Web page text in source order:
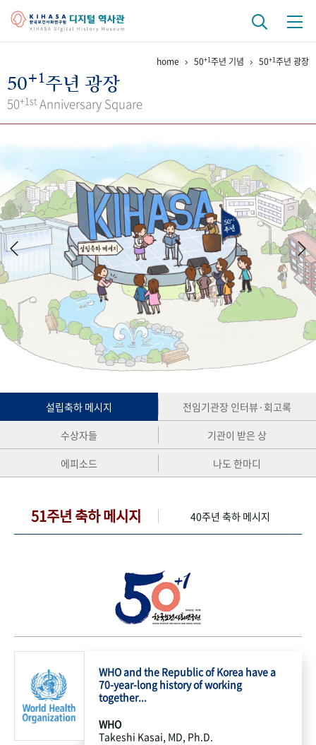
걸어온 길 기관 변천사
키워드로 보는 연구 역사
연구자들
간행물 변천사
기록물 아카이브
사진 아카이브 문서 기록물 행정박물 영상 기록물
50+1 주년 기념
성과 50선 숫자로 보는 50년 50
주년 광장
세계와 함께 한 KIHASA
VR 역사관
home 50+1주년 기념 50+1주년 광장
50+1주년 광장
50+1st Anniversary Square
설립축하 메시지
전임기관장 인터뷰·회고록
수상자들
기관이 받은 상
에피소드
나도 한마디
51주년 축하 메시지 40주년 축하 메시지
WHO and the Republic of Korea have a
70-year-long history of working
together...
WHO
Takeshi Kasai, MD, Ph.D.